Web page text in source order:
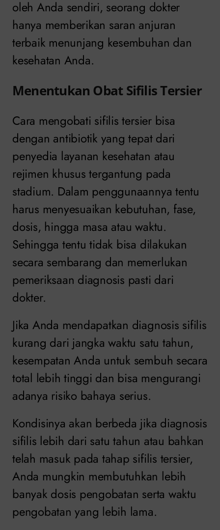
oleh Anda sendiri, seorang dokter
hanya memberikan saran anjuran
terbaik menunjang kesembuhan dan
kesehatan Anda.
Menentukan Obat Sifilis Tersier
Cara mengobati sifilis tersier bisa
dengan antibiotik yang tepat dari
penyedia layanan kesehatan atau
rejimen khusus tergantung pada
stadium. Dalam penggunaannya tentu
harus menyesuaikan kebutuhan, fase,
dosis, hingga masa atau waktu.
Sehingga tentu tidak bisa dilakukan
secara sembarang dan memerlukan
pemeriksaan diagnosis pasti dari
dokter.
Jika Anda mendapatkan diagnosis sifilis
kurang dari jangka waktu satu tahun,
kesempatan Anda untuk sembuh secara
total lebih tinggi dan bisa mengurangi
adanya risiko bahaya serius.
Kondisinya akan berbeda jika diagnosis
sifilis lebih dari satu tahun atau bahkan
telah masuk pada tahap sifilis tersier,
Anda mungkin membutuhkan lebih
banyak dosis pengobatan serta waktu
pengobatan yang lebih lama.